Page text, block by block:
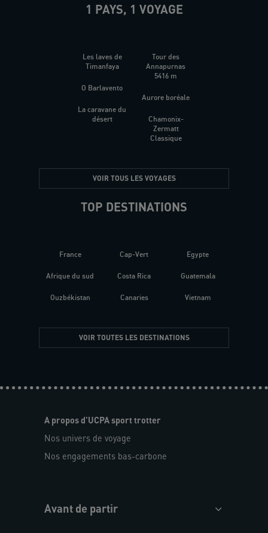
1 PAYS, 1 VOYAGE
Les laves de
Timanfaya
O Barlavento
La caravane du
désert
Tour des
Annapurnas
5416 m
Aurore boréale
Chamonix-
Zermatt
Classique
VOIR TOUS LES VOYAGES
TOP DESTINATIONS
France
Afrique du sud
Ouzbékistan
Cap-Vert
Costa Rica
Canaries
Egypte
Guatemala
Vietnam
VOIR TOUTES LES DESTINATIONS
A propos d'UCPA sport trotter
Nos univers de voyage
Nos engagements bas-carbone
Avant de partir